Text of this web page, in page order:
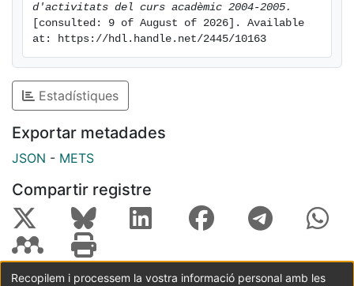
d'activitats del curs acadèmic 2004-2005.
[consulted: 9 of August of 2026]. Available
at: https://hdl.handle.net/2445/10163
Estadístiques
Exportar metadades
JSON - METS
Compartir registre
Recopilem i processem la vostra informació personal amb les